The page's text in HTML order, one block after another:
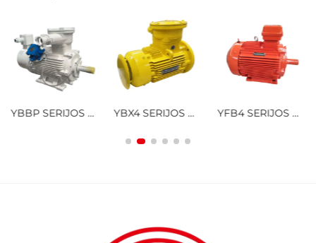
YBBP SERIJOS SPROGIMUI ATSPARUS DAŽNIO KEITIMO GREIČIO REGULIAVIMO TRIJŲ FAZIŲ ASINCHRONINIS VARIKLIS YBX4 SERIJOS ULTRAAUKŠTOS EFEKTYVUMO ŽEMO ĮTAMPOS SPROGIMUI ATSPARUS TRIJŲ FAZIŲ ASINCHRONINIS VARIKLIS YFB4 SERIJOS AUKŠTO EFEKTYVUMO ŽEMO ĮTAMPOS DULKIŲ SPROGIMUI ATSPARUS TRIJŲ FAZIŲ ASINCHRONINIS VARIKLIS